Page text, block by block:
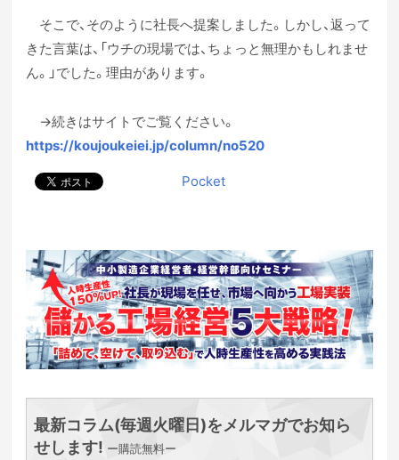
そこで、そのように社長へ提案しました。しかし、返って
きた言葉は、「ウチの現場では、ちょっと無理かもしれませ
ん。」でした。理由があります。
→続きはサイトでご覧ください。
https://koujoukeiei.jp/column/no520
Pocket
最新コラム(毎週火曜日)をメルマガでお知ら
せします! ー購読無料ー